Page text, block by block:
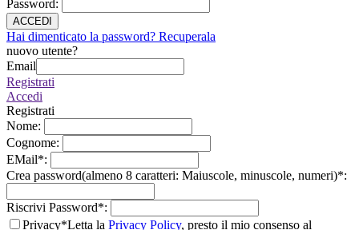
Password:
ACCEDI
Hai dimenticato la password? Recuperala
nuovo utente?
Email
Registrati
Accedi
Registrati
Nome:
Cognome:
EMail*:
Crea password(almeno 8 caratteri: Maiuscole, minuscole, numeri)*:
Riscrivi Password*:
Privacy*Letta la Privacy Policy, presto il mio consenso al